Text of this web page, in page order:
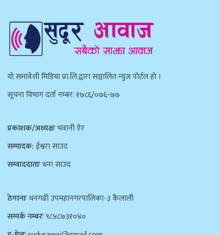
याे समावेशी मिडिया प्रा.लि.द्वारा सञ्चालित न्युज पाेर्टल हाे ।
सूचना विभाग दर्ता नम्बर: १७८६/०७६-७७
प्रकाशक/अध्यक्षःभवानी ऐर
सम्पादक:ईश्वरा साउद
सम्वाददाताःधना साउद
ठेगानाःधनगढी उपमहानगरपालिका-३ कैलाली
सम्पर्क नम्बरः९८४८७३१०४०